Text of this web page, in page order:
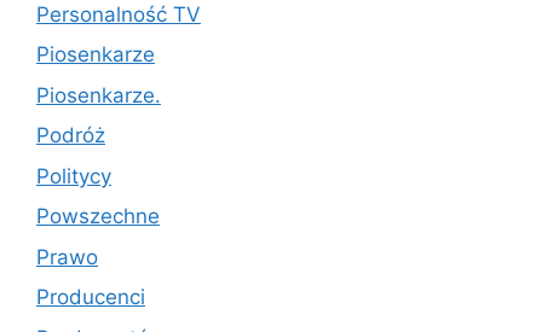
Personalność TV
Piosenkarze
Piosenkarze.
Podróż
Politycy
Powszechne
Prawo
Producenci